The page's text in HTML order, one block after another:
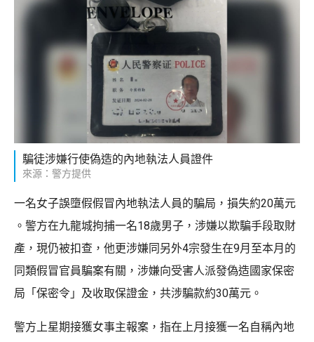
騙徒涉嫌行使偽造的內地執法人員證件
來源：警方提供
一名女子誤墮假假冒內地執法人員的騙局，損失約20萬元
。警方在九龍城拘捕一名18歲男子，涉嫌以欺騙手段取財
產，現仍被扣查，他更涉嫌同另外4宗發生在9月至本月的
同類假冒官員騙案有關，涉嫌向受害人派發偽造國家保密
局「保密令」及收取保證金，共涉騙款約30萬元。
警方上星期接獲女事主報案，指在上月接獲一名自稱內地